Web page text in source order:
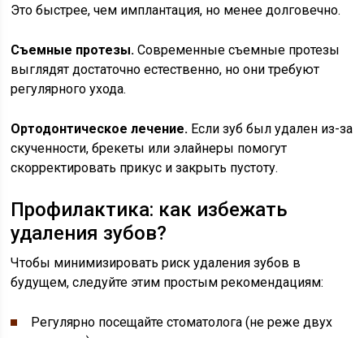
Это быстрее, чем имплантация, но менее долговечно.
Съемные протезы.Современные съемные протезы
выглядят достаточно естественно, но они требуют
регулярного ухода.
Ортодонтическое лечение. Если зуб был удален из-за
скученности, брекеты или элайнеры помогут
скорректировать прикус и закрыть пустоту.
Профилактика: как избежать
удаления зубов?
Чтобы минимизировать риск удаления зубов в
будущем, следуйте этим простым рекомендациям:
Регулярно посещайте стоматолога (не реже двух